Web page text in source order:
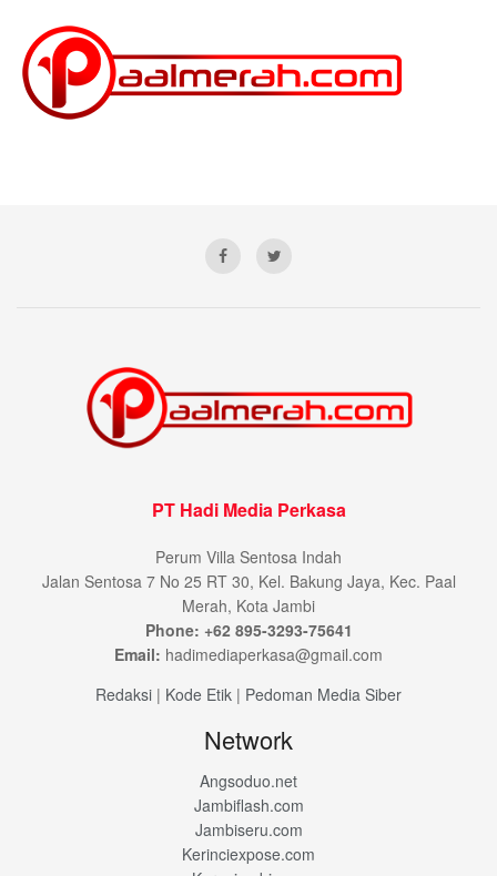
PT Hadi Media Perkasa
Perum Villa Sentosa Indah
Jalan Sentosa 7 No 25 RT 30, Kel. Bakung Jaya, Kec. Paal
Merah, Kota Jambi
Phone: +62 895-3293-75641
Email: hadimediaperkasa@gmail.com
Redaksi | Kode Etik | Pedoman Media Siber
Network
Angsoduo.net
Jambiflash.com
Jambiseru.com
Kerinciexpose.com